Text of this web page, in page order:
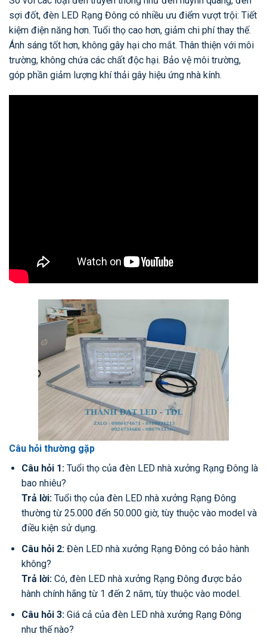
sợi đốt, đèn LED Rạng Đông có nhiều ưu điểm vượt trội: Tiết
kiệm điện năng hơn. Tuổi thọ cao hơn, giảm chi phí thay thế.
Ánh sáng tốt hơn, không gây hại cho mắt. Thân thiện với môi
trường, không chứa các chất độc hại. Bảo vệ môi trường,
góp phần giảm lượng khí thải gây hiệu ứng nhà kính.
Câu hỏi thường gặp
Câu hỏi 1:Tuổi thọ của đèn LED nhà xưởng Rạng Đông là
bao nhiêu?
Trả lời:Tuổi thọ của đèn LED nhà xưởng Rạng Đông
thường từ 25.000 đến 50.000 giờ, tùy thuộc vào model và
điều kiện sử dụng.
Câu hỏi 2:Đèn LED nhà xưởng Rạng Đông có bảo hành
không?
Trả lời:Có, đèn LED nhà xưởng Rạng Đông được bảo
hành chính hãng từ 1 đến 2 năm, tùy thuộc vào model.
Câu hỏi 3:Giá cả của đèn LED nhà xưởng Rạng Đông
như thế nào?